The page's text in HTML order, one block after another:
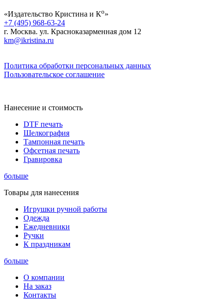
«Издательство Кристина и Ко»
+7 (495) 968-63-24
г. Москва. ул. Красноказарменная дом 12
km@ikristina.ru
Политика обработки персональных данных
Пользовательское соглашение
Нанесение и стоимость
DTF печать
Шелкография
Тампонная печать
Офсетная печать
Гравировка
больше
Товары для нанесения
Игрушки ручной работы
Одежда
Ежедневники
Ручки
К праздникам
больше
О компании
На заказ
Контакты